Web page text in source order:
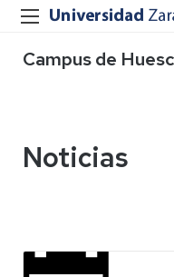
Campus de
Noticias